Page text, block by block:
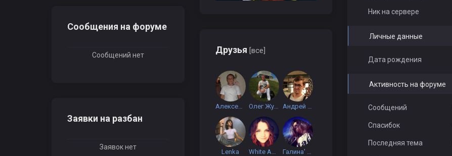
Друзья [все]
Алексей Бурченков
Lenka
Ник на сервере
Личные данные
Дата рождения
Активность на форуме
Сообщений
Спасибок
Последняя тема
Сообщения на форуме
Сообщений нет
Заявки на разбан
Заявок нет